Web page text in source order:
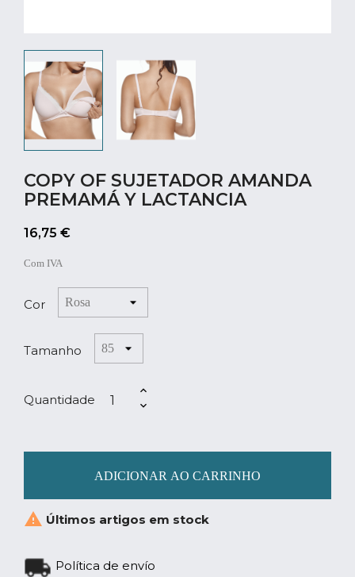
COPY OF SUJETADOR AMANDA
PREMAMÁ Y LACTANCIA
16,75 €
Com IVA
Cor
Tamanho
Quantidade
ADICIONAR AO CARRINHO
 Últimos artigos em stock
Política de envío